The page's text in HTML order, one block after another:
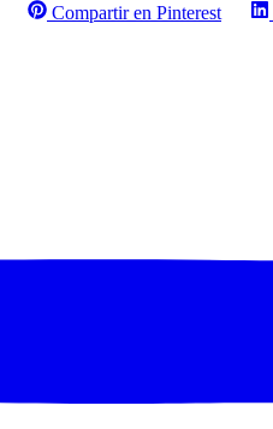
Compartir en Pinterest